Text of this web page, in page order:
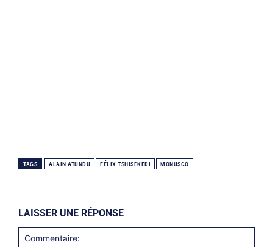
TAGS ALAIN ATUNDU FÉLIX TSHISEKEDI MONUSCO
LAISSER UNE RÉPONSE